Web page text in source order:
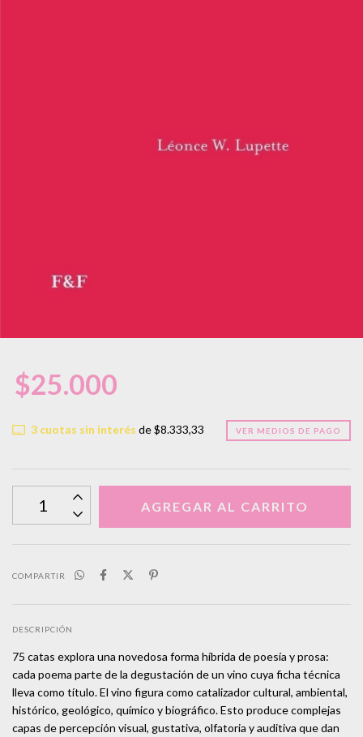
$25.000
3cuotas sin interés de$8.333,33 VER MEDIOS DE PAGO
COMPARTIR
DESCRIPCIÓN
75 catas explora una novedosa forma híbrida de poesía y prosa:
cada poema parte de la degustación de un vino cuya ficha técnica
lleva como título. El vino figura como catalizador cultural, ambiental,
histórico, geológico, químico y biográfico. Esto produce complejas
capas de percepción visual, gustativa, olfatoria y auditiva que dan